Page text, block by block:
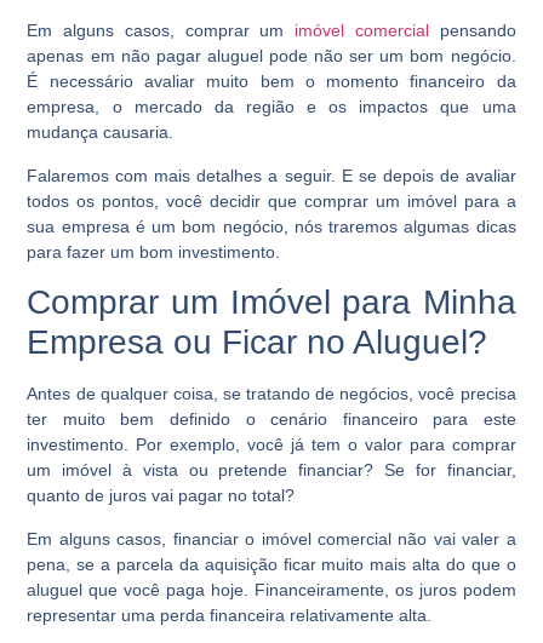
Em alguns casos, comprar um imóvel comercialpensando
apenas em não pagar aluguel pode não ser um bom negócio.
É necessário avaliar muito bem o momento financeiro da
empresa, o mercado da região e os impactos que uma
mudança causaria.
Falaremos com mais detalhes a seguir. E se depois de avaliar
todos os pontos, você decidir que comprar um imóvel para a
sua empresa é um bom negócio, nós traremos algumas dicas
para fazer um bom investimento.
Comprar um Imóvel para Minha
Empresa ou Ficar no Aluguel?
Antes de qualquer coisa, se tratando de negócios, você precisa
ter muito bem definido o cenário financeiro para este
investimento. Por exemplo, você já tem o valor para comprar
um imóvel à vista ou pretende financiar? Se for financiar,
quanto de juros vai pagar no total?
Em alguns casos, financiar o imóvel comercial não vai valer a
pena, se a parcela da aquisição ficar muito mais alta do que o
aluguel que você paga hoje. Financeiramente, os juros podem
representar uma perda financeira relativamente alta.